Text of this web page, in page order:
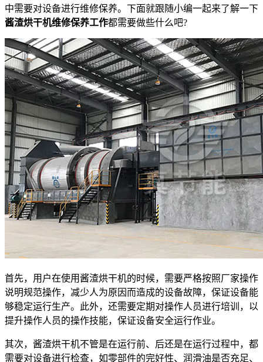
中需要对设备进行维修保养。下面就跟随小编一起来了解一下
酱渣烘干机维修保养工作都需要做些什么吧?
首先，用户在使用酱渣烘干机的时候，需要严格按照厂家操作
说明规范操作，减少人为原因而造成的设备故障，保证设备能
够稳定运行生产。此外，还需要定期对操作人员进行培训，以
提升操作人员的操作技能，保证设备安全运行作业。
其次，酱渣烘干机不管是在运行前、后还是在运行过程中，都
需要对设备进行检查，如零部件的完好性、润滑油是否充足、